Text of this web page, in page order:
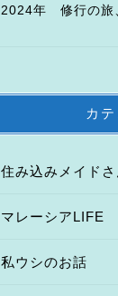
2024年 修行の旅
カ
住み込みメイドさ
マレーシアLIFE
私ウシのお話